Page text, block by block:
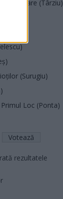
(Târziu)
(Surugiu)
Loc (Ponta)
rezultatele